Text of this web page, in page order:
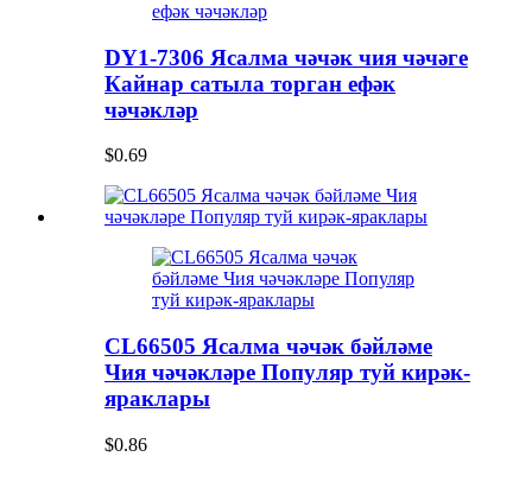
DY1-7306 Ясалма чәчәк чия чәчәге
Кайнар сатыла торган ефәк
чәчәкләр
$0.69
CL66505 Ясалма чәчәк бәйләме
Чия чәчәкләре Популяр туй кирәк-
яраклары
$0.86